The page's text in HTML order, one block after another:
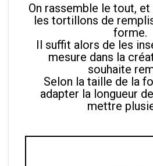
On rassemble le tout,
les tortillons de
forme.
Il suffit alors de les
mesure dans la
souhaite
Selon la taille de la
adapter la longueur
mettre